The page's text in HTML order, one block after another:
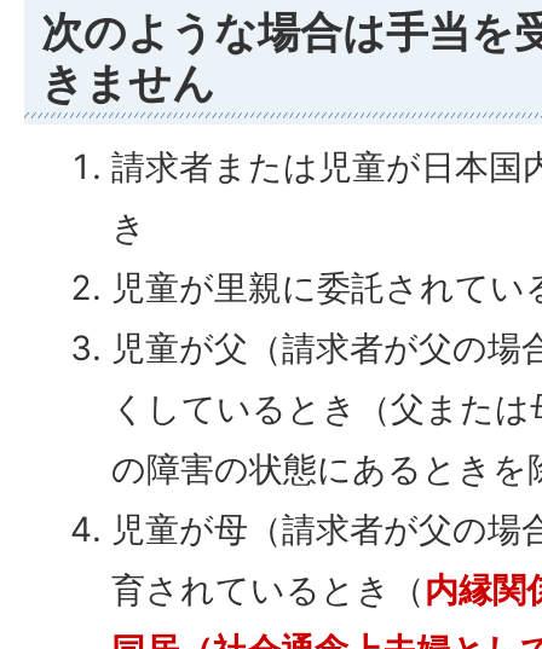
次のような場合は手当を
きません
請求者または児童が日本国
き
児童が里親に委託されてい
児童が父（請求者が父の場
くしているとき（父また
の障害の状態にあるときを
児童が母（請求者が父の場
育されているとき（内縁関